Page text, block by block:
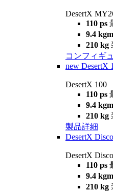
DesertX
110 ps
9.4 kgm
210 kg
コンフィギ
new DesertX
DesertX 100
110 ps
9.4 kgm
210 kg
製品詳細
DesertX
DesertX
110 ps
9.4 kgm
210 kg